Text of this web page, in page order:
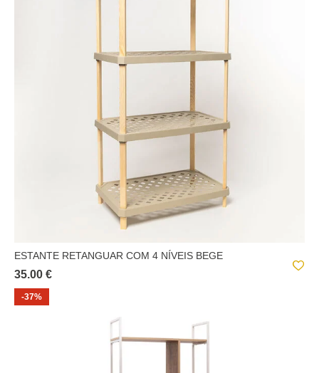
ESTANTE RETANGUAR COM 4 NÍVEIS BEGE
35.00 €
-37%